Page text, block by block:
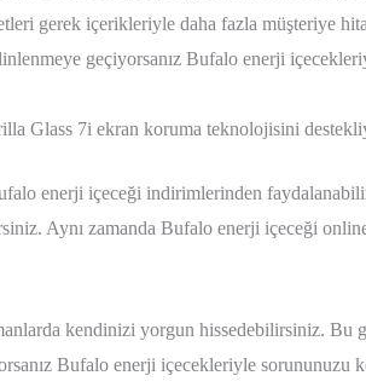
gerek içerikleriyle daha fazla müşteriye
geçiyorsanız Bufalo enerji
Glass 7i ekran koruma teknolojisini
enerji içeceği indirimlerinden
Aynı zamanda Bufalo enerji içeceği
kendinizi yorgun hissedebilirsiniz. Bu
Bufalo enerji içecekleriyle sorununuzu